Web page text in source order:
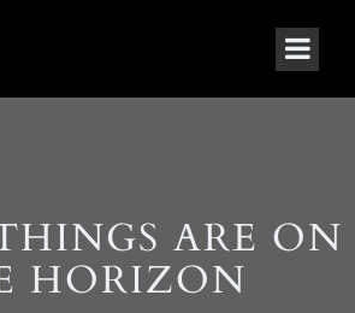
ARE ON
HORIZON